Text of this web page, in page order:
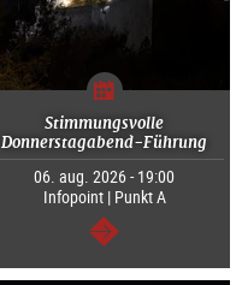
Stimmungsvolle
Donnerstagabend-Führung
06. aug. 2026 - 19:00
Infopoint | Punkt A
Tovább